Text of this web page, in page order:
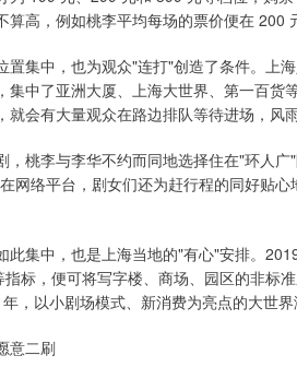
算高，例如桃李平均每场的票价便在 200
置集中，也为观众"连打"创造了条件。上
集中了亚洲大厦、上海大世界、第一百
就会有大量观众在路边排队等待进场，风雨
，桃李与李华不约而同地选择住在"环人
网络平台，剧女们还为赶行程的同好贴
此集中，也是上海当地的"有心"安排。
标，便可将写字楼、商场、园区的非标
，以小剧场模式、新消费为亮点的大世界
意二刷